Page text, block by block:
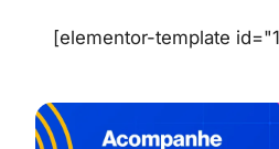
[elementor-template